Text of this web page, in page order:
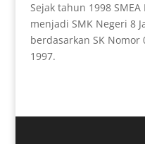
Sejak tahun 1998
menjadi SMK Negeri 8
berdasarkan SK
1997.